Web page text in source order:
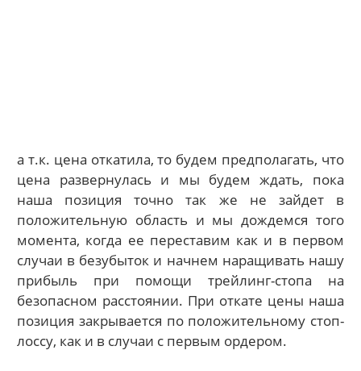
а т.к. цена откатила, то будем предполагать, что
цена развернулась и мы будем ждать, пока
наша позиция точно так же не зайдет в
положительную область и мы дождемся того
момента, когда ее переставим как и в первом
случаи в безубыток и начнем наращивать нашу
прибыль при помощи трейлинг-стопа на
безопасном расстоянии. При откате цены наша
позиция закрывается по положительному стоп-
лоссу, как и в случаи с первым ордером.